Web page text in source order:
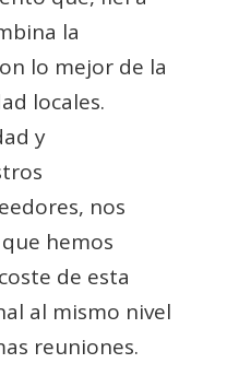
la
lo mejor de la
locales.
y
nos
hemos
de esta
al mismo nivel
reuniones.